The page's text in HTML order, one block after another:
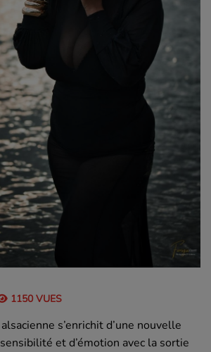
1150 VUES
s’enrichit d’une nouvelle
et d’émotion avec la sortie